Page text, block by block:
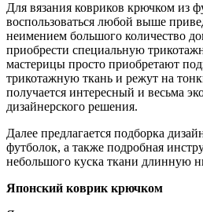
Для вязания ковриков крючком из
воспользоваться любой выше
неимением большого количество
приобрести специальную
мастерицы просто приобретают
трикотажную ткань и режут на
получается интересный и весьма
дизайнерского решения.
Далее предлагается подборка
футболок, а также подробная
небольшого куска ткани длинную
Японский коврик крючком